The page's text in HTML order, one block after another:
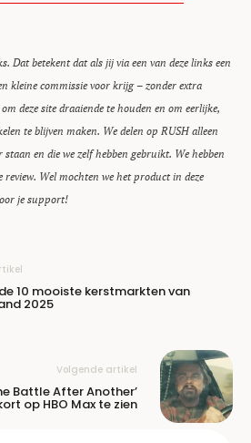
Dat betekent dat als jij via een van deze links een
kleine commissie voor krijg – zonder extra
deze site draaiende te houden en om eerlijke,
te blijven maken. We delen op RUSH alleen
en die we zelf hebben gebruikt. We hebben
review. Wel mochten we het product in deze
je support!
10 mooiste kerstmarkten van
2025
Volgende artikel
Battle After Another’
op HBO Max te zien